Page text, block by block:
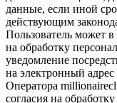
данные, если иной
действующим
Пользователь может
на обработку
уведомление
на электронный адрес
Оператора
согласия на